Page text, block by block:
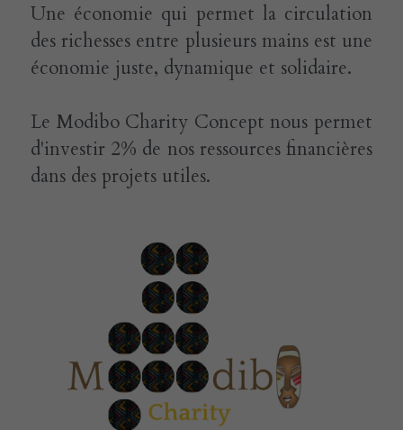
Une économie qui permet la circulation
des richesses entre plusieurs mains est une
économie juste, dynamique et solidaire.
Le Modibo Charity Concept nous permet
d'investir 2% de nos ressources financières
dans des projets utiles.